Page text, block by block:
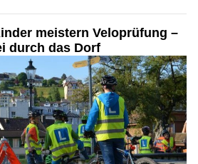
meistern Veloprüfung –
durch das Dorf